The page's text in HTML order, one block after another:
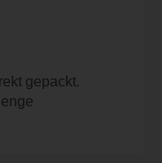
gepackt.